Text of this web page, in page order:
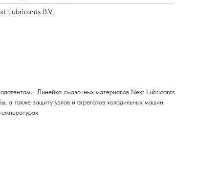
Lubricants B.V.
Линейка смазочных материалов Next Lubricants
также защиту узлов и агрегатов холодильных машин.